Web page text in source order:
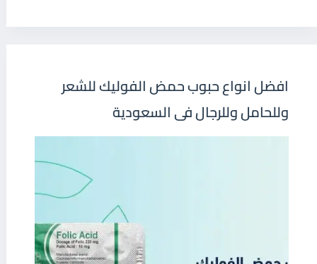
افضل انواع حبوب حمض الفوليك للشعر
وللحامل وللرجال فى السعودية